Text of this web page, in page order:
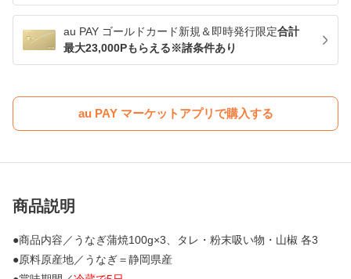
au PAY ゴールドカード新規＆即時発行限定合計
最大23,000Pもらえる※諸条件あり
au PAY マーケットアプリで購入する
商品説明
●商品内容／うなぎ蒲焼100g×3、タレ・粉末吸い物・山椒 各3
●原料原産地／うなぎ＝静岡県産